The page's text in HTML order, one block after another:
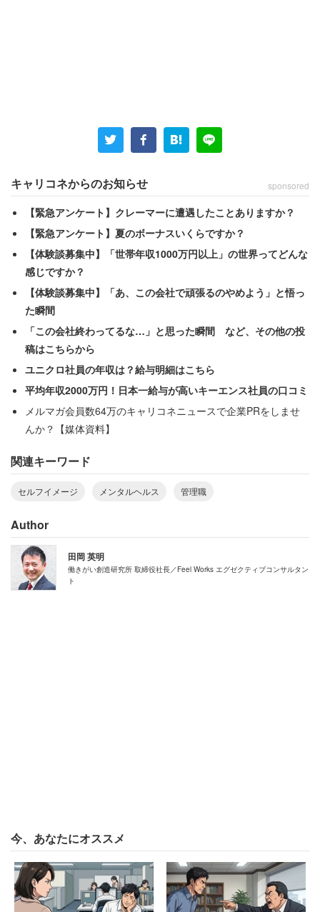
「思考に気を付けなさい、それは言葉になるから
行動に気を付けなさい、それは習慣になるから
習慣に気を付けなさい、それは性格になるから
性格に気を付けなさい、それは運命になるから」
日本ではマザー・テレサの言葉として紹介されることが多
いですが、これについては諸説あるようです。ただ、ここ
から読み解けることは、思考が我々の運命を作っていくと
いうことです。
では、思考は何から生まれてくるのでしょうか？それがセ
ルフイメージです。そして、セルフイメージは私達が何に
興味を示し、何を大切にしているのか、どんなことが出来
って決まっていきます。
生を歩むことができ、今回のテーマである「強いメンタ
ル」を獲得することが出来るのです。
た方は、仕事を、お金を稼ぐための労働と考えています。
次の「キャリア感」とは仕事を昇進や権力を獲得するもの
と考えています。
キャリコネからのお知らせ sponsored
【緊急アンケート】クレーマーに遭遇したことありますか？
【緊急アンケート】夏のボーナスいくらですか？
【体験談募集中】「世帯年収1000万円以上」の世界ってどんな
感じですか？
【体験談募集中】「あ、この会社で頑張るのやめよう」と悟っ
た瞬間
「この会社終わってるな…」と思った瞬間 など、その他の投
稿はこちらから
ユニクロ社員の年収は？給与明細はこちら
平均年収2000万円！日本一給与が高いキーエンス社員の口コミ
メルマガ会員数64万のキャリコネニュースで企業PRをしませ
んか？【媒体資料】
関連キーワード
セルフイメージ メンタルヘルス 管理職
Author
田岡 英明
働きがい創造研究所 取締役社長／Feel Works エグゼクティブコンサルタン
ト
今、あなたにオススメ